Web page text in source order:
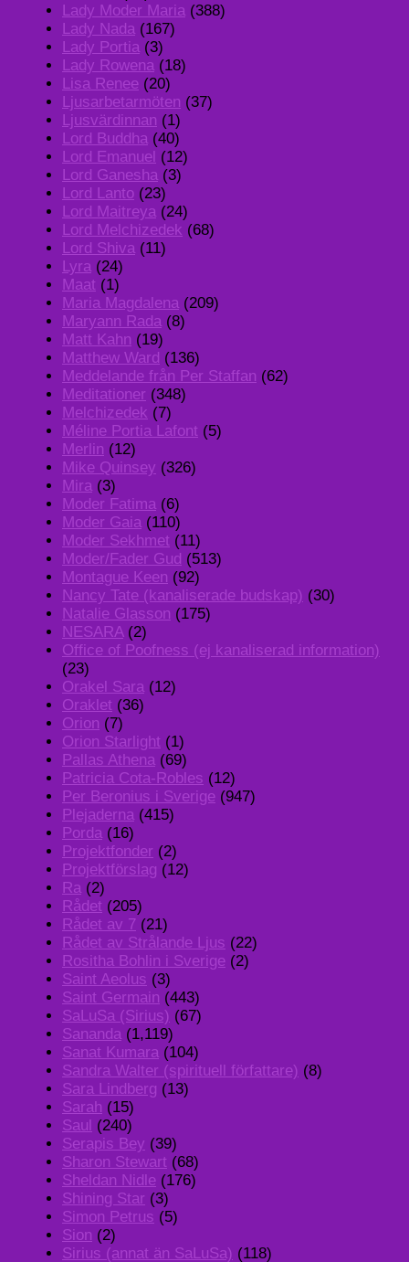
Lady Moder Maria (388)
Lady Nada (167)
Lady Portia (3)
Lady Rowena (18)
Lisa Renee (20)
Ljusarbetarmöten (37)
Ljusvärdinnan (1)
Lord Buddha (40)
Lord Emanuel (12)
Lord Ganesha (3)
Lord Lanto (23)
Lord Maitreya (24)
Lord Melchizedek (68)
Lord Shiva (11)
Lyra (24)
Maat (1)
Maria Magdalena (209)
Maryann Rada (8)
Matt Kahn (19)
Matthew Ward (136)
Meddelande från Per Staffan (62)
Meditationer (348)
Melchizedek (7)
Méline Portia Lafont (5)
Merlin (12)
Mike Quinsey (326)
Mira (3)
Moder Fatima (6)
Moder Gaia (110)
Moder Sekhmet (11)
Moder/Fader Gud (513)
Montague Keen (92)
Nancy Tate (kanaliserade budskap) (30)
Natalie Glasson (175)
NESARA(2)
Office of Poofness (ej kanaliserad information)
(23)
Orakel Sara (12)
Oraklet (36)
Orion (7)
Orion Starlight (1)
Pallas Athena (69)
Patricia Cota-Robles (12)
Per Beronius i Sverige (947)
Plejaderna (415)
Porda (16)
Projektfonder (2)
Projektförslag (12)
Ra (2)
Rådet (205)
Rådet av 7 (21)
Rådet av Strålande Ljus (22)
Rositha Bohlin i Sverige (2)
Saint Aeolus (3)
Saint Germain (443)
SaLuSa (Sirius) (67)
Sananda (1,119)
Sanat Kumara (104)
Sandra Walter (spirituell författare) (8)
Sara Lindberg (13)
Sarah (15)
Saul (240)
Serapis Bey (39)
Sharon Stewart (68)
Sheldan Nidle (176)
Shining Star (3)
Simon Petrus (5)
Sion (2)
Sirius (annat än SaLuSa) (118)